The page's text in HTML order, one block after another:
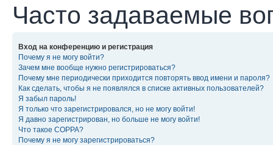
Часто задаваемые
Вход на конференцию и регистрация
Почему я не могу войти?
Зачем мне вообще нужно регистрироваться?
Почему мне периодически приходится повторять ввод имени и пароля?
Как сделать, чтобы я не появлялся в списке активных пользователей?
Я забыл пароль!
Я только что зарегистрировался, но не могу войти!
Я давно зарегистрирован, но больше не могу войти!
Что такое COPPA?
Почему я не могу зарегистрироваться?